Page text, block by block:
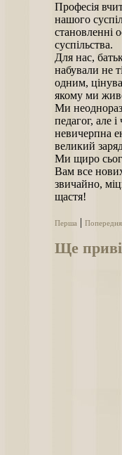
Професія
нашого
становленні
суспільства.
Для нас,
набували не
одним,
якому ми
Ми
педагог, але
невичерпна
великий
Ми щиро
Вам все
звичайно,
щастя!
Перша Попередня
Ще